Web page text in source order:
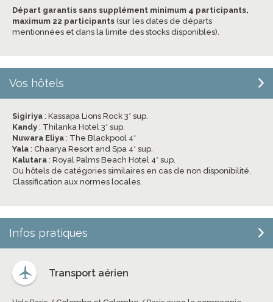
Départ garantis sans supplément minimum 4 participants,
maximum 22 participants (sur les dates de départs
mentionnées et dans la limite des stocks disponibles).
Vos hôtels
Sigiriya : Kassapa Lions Rock 3* sup.
Kandy : Thilanka Hotel 3* sup.
Nuwara Eliya : The Blackpool 4*
Yala : Chaarya Resort and Spa 4* sup.
Kalutara : Royal Palms Beach Hotel 4* sup.
Ou hôtels de catégories similaires en cas de non disponibilité.
Classification aux normes locales.
Infos pratiques
Transport aérien